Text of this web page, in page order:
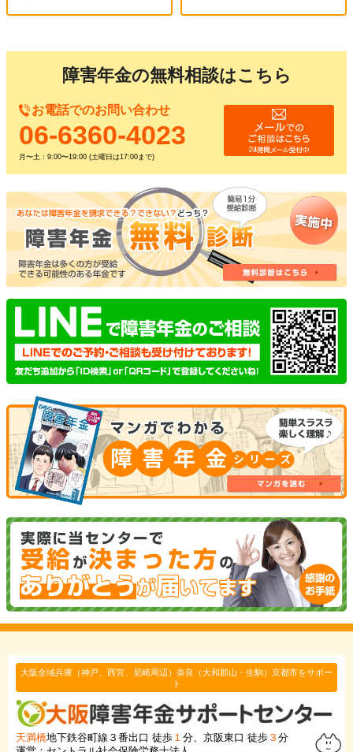
障害年金の無料相談はこちら
お電話でのお問い合わせ
06-6360-4023
月〜土：9:00〜19:00 (土曜日は17:00まで)
大阪全域兵庫（神戸、西宮、尼崎周辺）奈良（大和郡山・生駒）京都市をサポー
ト
天満橋地下鉄谷町線３番出口 徒歩 １ 分、京阪東口 徒歩 ３ 分